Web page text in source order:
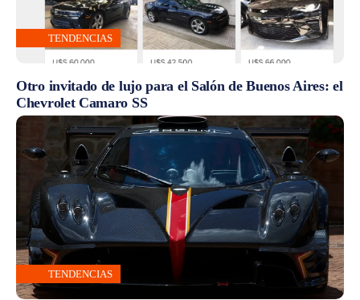
TENDENCIAS
Otro invitado de lujo para el Salón de Buenos Aires: el
Chevrolet Camaro SS
TENDENCIAS